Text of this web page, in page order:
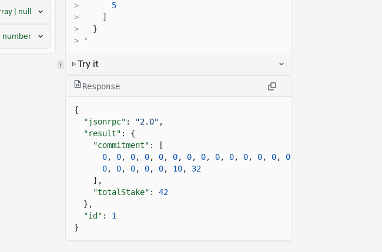
| null
number
>
5
>
]
>
}
>
'
Try it
Response
{
"jsonrpc" : "2.0" ,
"result" : {
"commitment" : [
0, 0, 0, 0, 0, 0, 0, 0, 0, 0, 0, 0, 0, 0
0, 0, 0, 0, 0, 10,
32
],
"totalStake" :
42
},
"id" :
1
}